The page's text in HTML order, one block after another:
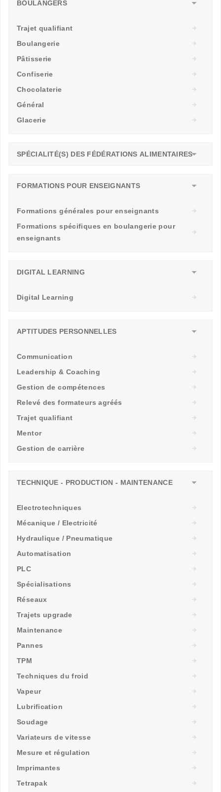
BOULANGERS
Trajet qualifiant
Boulangerie
Pâtisserie
Confiserie
Chocolaterie
Général
Glacerie
SPÉCIALITÉ(S) DES FÉDÉRATIONS ALIMENTAIRES
FORMATIONS POUR ENSEIGNANTS
Formations générales pour enseignants
Formations spécifiques en boulangerie pour
enseignants
DIGITAL LEARNING
Digital Learning
APTITUDES PERSONNELLES
Communication
Leadership & Coaching
Gestion de compétences
Relevé des formateurs agréés
Trajet qualifiant
Mentor
Gestion de carrière
TECHNIQUE - PRODUCTION - MAINTENANCE
Electrotechniques
Mécanique / Electricité
Hydraulique / Pneumatique
Automatisation
PLC
Spécialisations
Réseaux
Trajets upgrade
Maintenance
Pannes
TPM
Techniques du froid
Vapeur
Lubrification
Soudage
Variateurs de vitesse
Mesure et régulation
Imprimantes
Tetrapak